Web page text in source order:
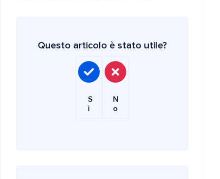
Questo articolo è stato utile?
S
ì
N
o